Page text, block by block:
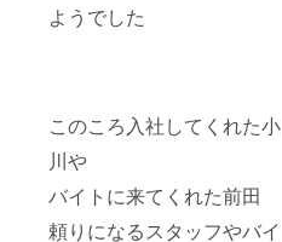
ようでした
このころ入社してくれた小
川や
バイトに来てくれた前田
頼りになるスタッフやバイ